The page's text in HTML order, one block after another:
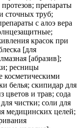
препараты
сточных труб;
с алоэ вера
красок при
[для
[абразив];
ресницы
косметическими
белья; скипидар для
цветов и трав; сода
чистки; соли для
медицинских целей;